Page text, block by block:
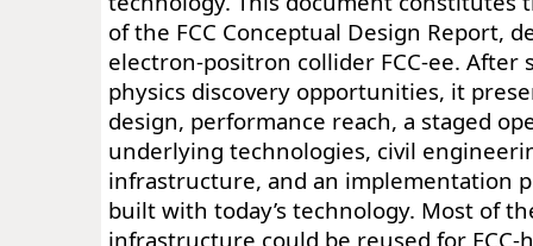
of the FCC Conceptual Design Report,
electron-positron collider FCC-ee. After
physics discovery opportunities, it
design, performance reach, a staged
underlying technologies, civil
infrastructure, and an implementation
built with today’s technology. Most of
infrastructure could be reused for FCC-